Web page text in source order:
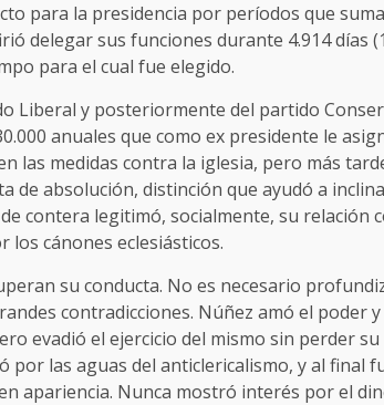
para la presidencia por períodos que
delegar sus funciones durante 4.914 días
para el cual fue elegido.
Liberal y posteriormente del partido
anuales que como ex presidente le
las medidas contra la iglesia, pero más
de absolución, distinción que ayudó a
contera legitimó, socialmente, su relación
cánones eclesiásticos.
su conducta. No es necesario
contradicciones. Núñez amó el poder
evadió el ejercicio del mismo sin perder
por las aguas del anticlericalismo, y al final
apariencia. Nunca mostró interés por el